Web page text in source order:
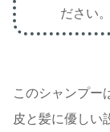
ださい。
このシャンプー
皮と髪に優しい